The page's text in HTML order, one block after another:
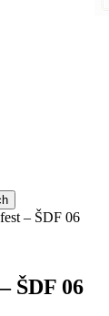
– ŠDF 06
ŠDF 06